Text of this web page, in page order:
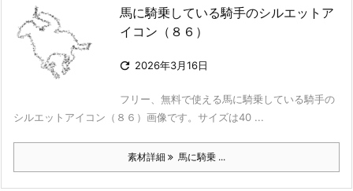
馬に騎乗している騎手のシルエットア
イコン（８６）
 2026年3月16日
フリー、無料で使える馬に騎乗している騎手の
シルエットアイコン（８６）画像です。サイズは40 ...
素材詳細 馬に騎乗 ...